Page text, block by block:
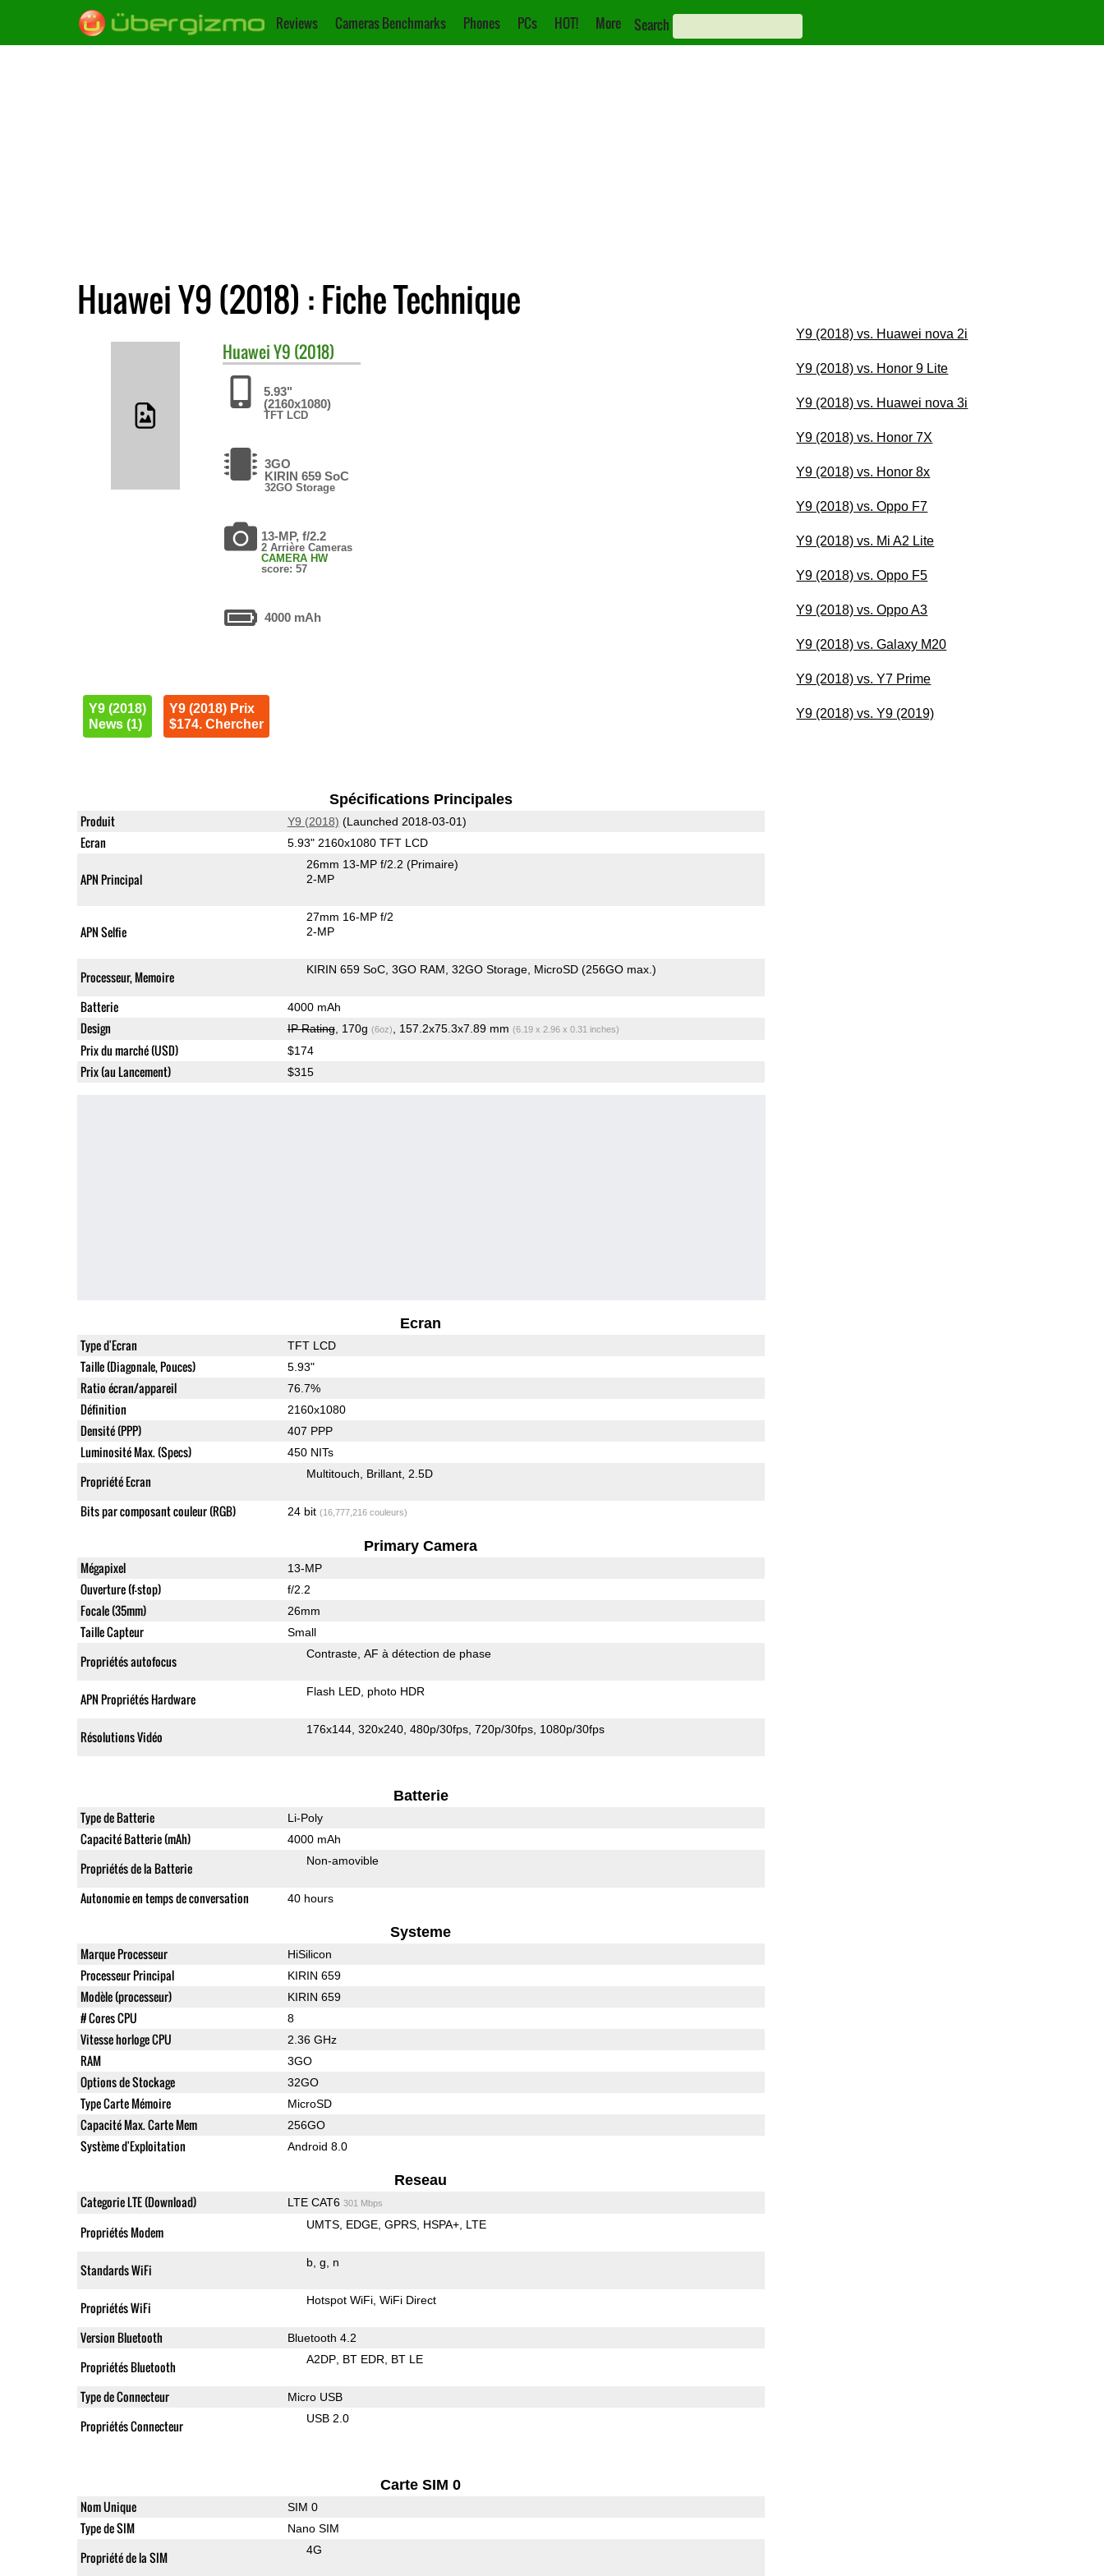
Reviews Cameras Benchmarks Phones PCs HOT! More Search
Huawei Y9 (2018) : Fiche Technique
HuaweiY9 (2018)
5.93"
(2160x1080)
TFT LCD
3GO
KIRIN 659 SoC
32GO Storage
13-MP, f/2.2
2 Arrière Cameras
CAMERA HW
score: 57
4000 mAh
Y9 (2018)
News (1)
Y9 (2018) Prix
$174. Chercher
Spécifications Principales
Produit Y9 (2018) (Launched 2018-03-01)
Ecran 5.93" 2160x1080 TFT LCD
APN Principal
26mm 13-MP f/2.2 (Primaire)
2-MP
APN Selfie
27mm 16-MP f/2
2-MP
Processeur, Memoire KIRIN 659 SoC 3GO RAM 32GO Storage MicroSD (256GO max.)
Batterie 4000 mAh
Design IP Rating, 170g (6oz) , 157.2x75.3x7.89 mm (6.19 x 2.96 x 0.31 inches)
Prix du marché (USD) $174
Prix (au Lancement) $315
Ecran
Type d'Ecran TFT LCD
Taille (Diagonale, Pouces) 5.93"
Ratio écran/appareil 76.7%
Définition 2160x1080
Densité (PPP) 407 PPP
Luminosité Max. (Specs) 450 NITs
Propriété Ecran Multitouch Brillant 2.5D
Bits par composant couleur (RGB) 24 bit (16,777,216 couleurs)
Primary Camera
Mégapixel 13-MP
Ouverture (f-stop) f/2.2
Focale (35mm) 26mm
Taille Capteur Small
Propriétés autofocus Contraste AF à détection de phase
APN Propriétés Hardware Flash LED photo HDR
Résolutions Vidéo 176x144 320x240 480p/30fps 720p/30fps 1080p/30fps
Batterie
Type de Batterie Li-Poly
Capacité Batterie (mAh) 4000 mAh
Propriétés de la Batterie Non-amovible
Autonomie en temps de conversation 40 hours
Systeme
Marque Processeur HiSilicon
Processeur Principal KIRIN 659
Modèle (processeur) KIRIN 659
# Cores CPU 8
Vitesse horloge CPU 2.36 GHz
RAM 3GO
Options de Stockage 32GO
Type Carte Mémoire MicroSD
Capacité Max. Carte Mem 256GO
Système d'Exploitation Android 8.0
Reseau
Categorie LTE (Download) LTE CAT6 301 Mbps
Propriétés Modem UMTS EDGE GPRS HSPA+ LTE
Standards WiFi b g n
Propriétés WiFi Hotspot WiFi WiFi Direct
Version Bluetooth Bluetooth 4.2
Propriétés Bluetooth A2DP BT EDR BT LE
Type de Connecteur Micro USB
Propriétés Connecteur USB 2.0
Carte SIM 0
Nom Unique SIM 0
Type de SIM Nano SIM
Propriété de la SIM 4G
Y9 (2018) vs. Huawei nova 2i
Y9 (2018) vs. Honor 9 Lite
Y9 (2018) vs. Huawei nova 3i
Y9 (2018) vs. Honor 7X
Y9 (2018) vs. Honor 8x
Y9 (2018) vs. Oppo F7
Y9 (2018) vs. Mi A2 Lite
Y9 (2018) vs. Oppo F5
Y9 (2018) vs. Oppo A3
Y9 (2018) vs. Galaxy M20
Y9 (2018) vs. Y7 Prime
Y9 (2018) vs. Y9 (2019)